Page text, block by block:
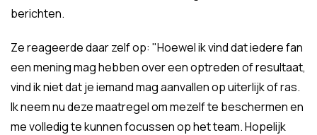
berichten.
Ze reageerde daar zelf op: "Hoewel ik vind dat iedere fan
een mening mag hebben over een optreden of resultaat,
vind ik niet dat je iemand mag aanvallen op uiterlijk of ras.
Ik neem nu deze maatregel om mezelf te beschermen en
me volledig te kunnen focussen op het team. Hopelijk